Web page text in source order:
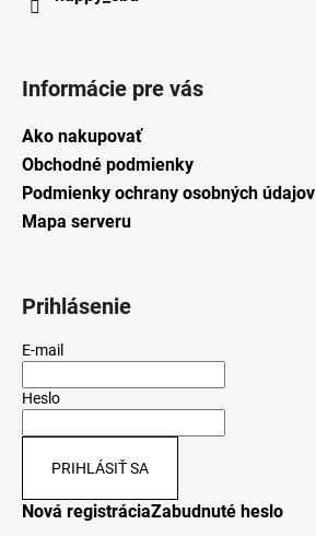
Informácie pre vás
Ako nakupovať
Obchodné podmienky
Podmienky ochrany osobných údajov
Mapa serveru
Prihlásenie
E-mail
Heslo
PRIHLÁSIŤ SA
Nová registráciaZabudnuté heslo